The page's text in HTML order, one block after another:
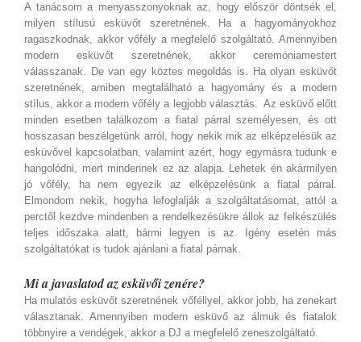
A tanácsom a menyasszonyoknak az, hogy először döntsék el,
milyen stílusú esküvőt szeretnének. Ha a hagyományokhoz
ragaszkodnak, akkor vőfély a megfelelő szolgáltató. Amennyiben
modern esküvőt szeretnének, akkor ceremóniamestert
válasszanak. De van egy köztes megoldás is. Ha olyan esküvőt
szeretnének, amiben megtalálható a hagyomány és a modern
stílus, akkor a modern vőfély a legjobb választás. Az esküvő előtt
minden esetben találkozom a fiatal párral személyesen, és ott
hosszasan beszélgetünk arról, hogy nekik mik az elképzelésük az
esküvővel kapcsolatban, valamint azért, hogy egymásra tudunk e
hangolódni, mert mindennek ez az alapja. Lehetek én akármilyen
jó vőfély, ha nem egyezik az elképzelésünk a fiatal párral.
Elmondom nekik, hogyha lefoglalják a szolgáltatásomat, attól a
perctől kezdve mindenben a rendelkezésükre állok az felkészülés
teljes időszaka alatt, bármi legyen is az. Igény esetén más
szolgáltatókat is tudok ajánlani a fiatal párnak.
Mi a javaslatod az esküvői zenére?
Ha mulatós esküvőt szeretnének vőféllyel, akkor jobb, ha zenekart
választanak. Amennyiben modern esküvő az álmuk és fiatalok
többnyire a vendégek, akkor a DJ a megfelelő zeneszolgáltató.